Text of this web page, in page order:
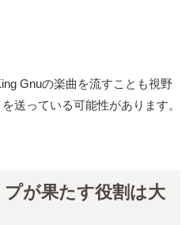
Gnuの楽曲を流すことも視野
送っている可能性があります。
が果たす役割は大